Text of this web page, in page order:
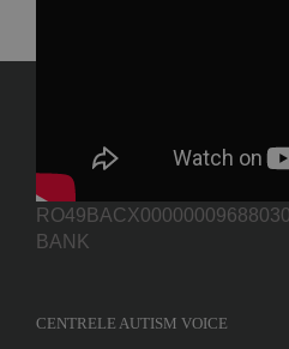
Codul fiscal: CIF 23830437
BANK
CENTRELE AUTISM VOICE